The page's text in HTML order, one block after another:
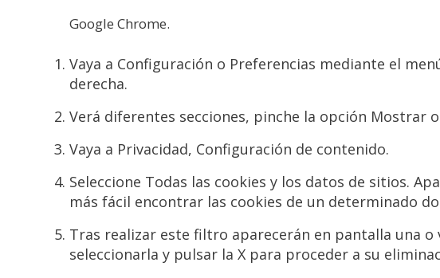
Google Chrome.
Vaya a Configuración o Preferencias mediante el
derecha.
Verá diferentes secciones, pinche la opción Mostrar
Vaya a Privacidad, Configuración de contenido.
Seleccione Todas las cookies y los datos de sitios.
más fácil encontrar las cookies de un determinado
Tras realizar este filtro aparecerán en pantalla una
seleccionarla y pulsar la X para proceder a su